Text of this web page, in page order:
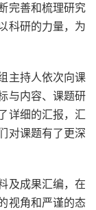
完善和梳理研究
科研的力量，为
主持人依次向课
与内容、课题研
详细的汇报，汇
对课题有了更深
及成果汇编，在
视角和严谨的态